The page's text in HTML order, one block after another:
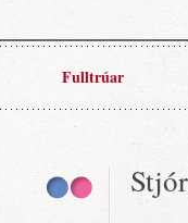
Fulltrúar